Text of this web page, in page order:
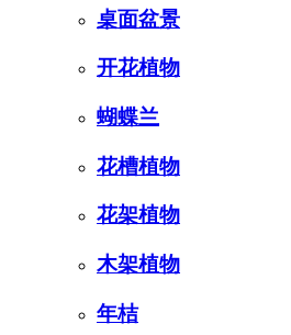
桌面盆景
开花植物
蝴蝶兰
花槽植物
花架植物
木架植物
年桔